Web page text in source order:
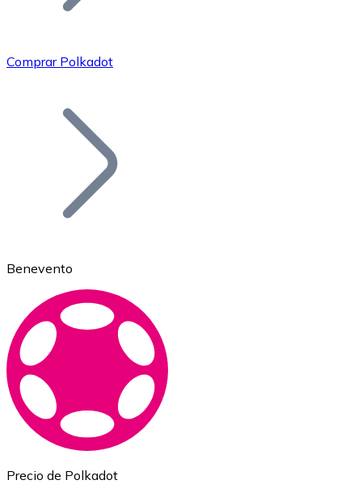
Bitcoin
Ethereum
ETH
Comprar Polkadot
Benevento
Precio de Polkadot